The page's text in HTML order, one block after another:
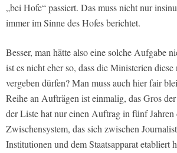
„bei Hofe“ passiert. Das muss nicht nur
immer im Sinne des Hofes berichtet.
Besser, man hätte also eine solche Aufgabe
ist es nicht eher so, dass die Ministerien diese
vergeben dürfen? Man muss auch hier fair
Reihe an Aufträgen ist einmalig, das Gros
der Liste hat nur einen Auftrag in fünf Jahren
Zwischensystem, das sich zwischen
Institutionen und dem Staatsapparat etabliert